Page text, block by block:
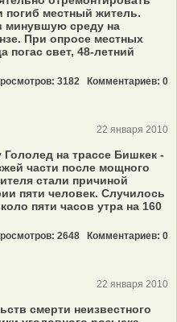
погиб местный житель.
минувшую среду на
При опросе местных
погас свет, 48-летний
3182 Комментариев: 0
22 января 2010
на трассе Бишкек -
части после мощного
стали причиной
пяти человек. Случилось
пяти часов утра на 160
2648 Комментариев: 0
22 января 2010
смерти неизвестного